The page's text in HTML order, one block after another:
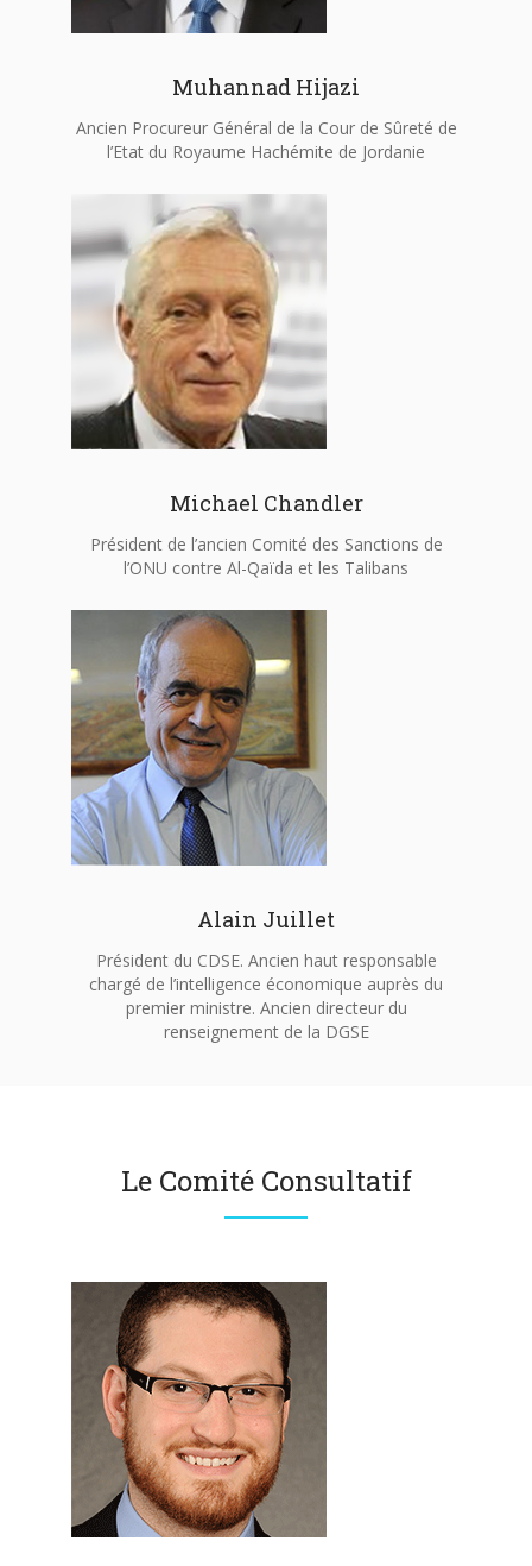
Muhannad Hijazi
Ancien Procureur Général de la Cour de Sûreté de
l’Etat du Royaume Hachémite de Jordanie
Michael Chandler
Président de l’ancien Comité des Sanctions de
l’ONU contre Al-Qaïda et les Talibans
Alain Juillet
Président du CDSE. Ancien haut responsable
chargé de l’intelligence économique auprès du
premier ministre. Ancien directeur du
renseignement de la DGSE
Le Comité Consultatif